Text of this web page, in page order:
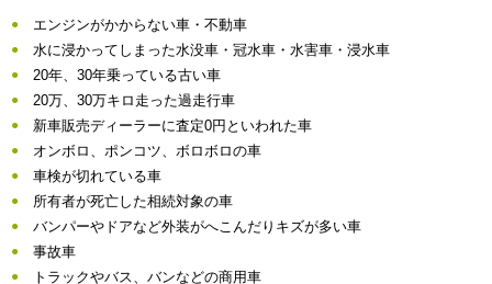
エンジンがかからない車・不動車
水に浸かってしまった水没車・冠水車・水害車・浸水車
20年、30年乗っている古い車
20万、30万キロ走った過走行車
新車販売ディーラーに査定0円といわれた車
オンボロ、ポンコツ、ボロボロの車
車検が切れている車
所有者が死亡した相続対象の車
バンパーやドアなど外装がへこんだりキズが多い車
事故車
トラックやバス、バンなどの商用車